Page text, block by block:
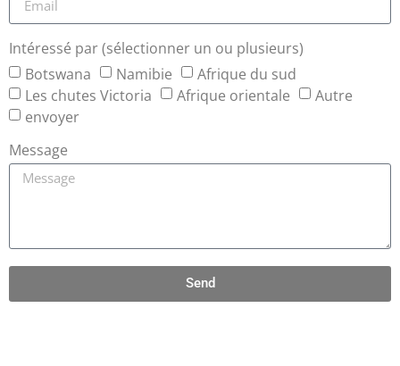
Intéressé par (sélectionner un ou plusieurs)
Botswana
Namibie
Afrique du sud
Les chutes Victoria
Afrique orientale
Autre
envoyer
Message
Send